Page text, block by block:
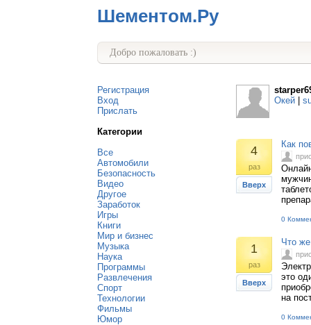
Шементом.Ру
Добро пожаловать :)
Регистрация
Вход
Прислать
Категории
Все
Автомобили
Безопасность
Видео
Другое
Заработок
Игры
Книги
Мир и бизнес
Музыка
Наука
Программы
Развлечения
Спорт
Технологии
Фильмы
Юмор
Окей
4
раз
Вверх
Как
0
1
раз
Вверх
Что же
это
на
0